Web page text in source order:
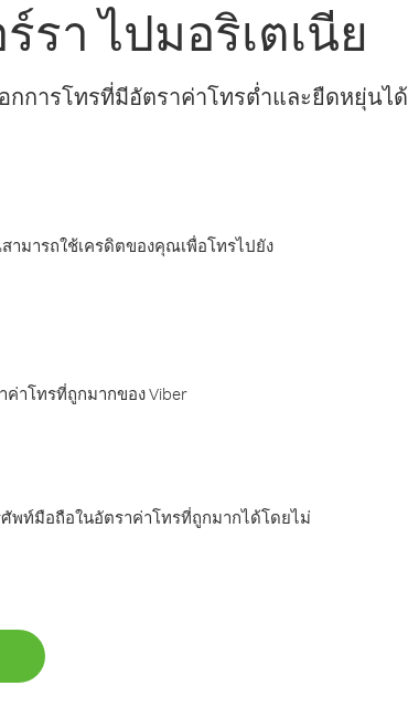
า ไปมอริเตเนีย
กการโทรที่มีอัตราค่าโทรต่ำและยืดหยุ่นได้
ามารถใช้เครดิตของคุณเพื่อโทรไปยัง
าโทรที่ถูกมากของ Viber
พท์มือถือในอัตราค่าโทรที่ถูกมากได้โดยไม่